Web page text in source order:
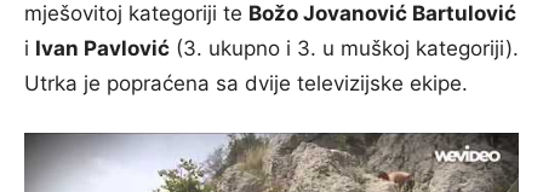
mješovitoj kategoriji te Božo Jovanović Bartulović
i Ivan Pavlović (3. ukupno i 3. u muškoj kategoriji).
Utrka je popraćena sa dvije televizijske ekipe.